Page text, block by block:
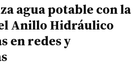
agua potable con la
Anillo Hidráulico
en redes y